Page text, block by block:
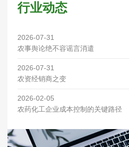
行业动态
2026-07-31
农事舆论绝不容谣言消遣
2026-07-31
农资经销商之变
2026-02-05
农药化工企业成本控制的关键路径